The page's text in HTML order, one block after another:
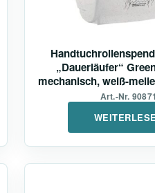
„Dauerläufer“
mechanisch, weiß-
recycelt
Art.-Nr. 90871